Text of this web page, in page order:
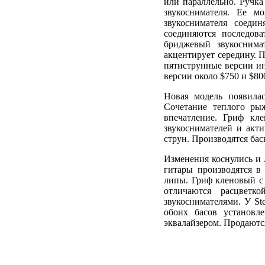
звукоснимателя. Ее
звукоснимателя
соединяются
бриджевый
акцентирует
пятиструнные версии
версии около $750 и
Новая модель
Сочетание теплого
впечатление. Гриф
звукоснимателей и
струн. Производятся
Изменения коснулись
гитары производятся
липы. Гриф кленовый с
отличаются
звукоснимателями. У
обоих басов
эквалайзером.